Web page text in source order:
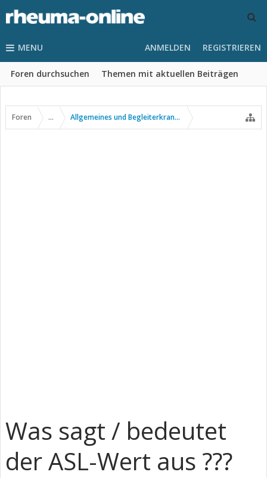
MENU
Foren durchsuchen Themen mit aktuellen Beiträgen
ANMELDEN REGISTRIEREN
Foren ... Allgemeines und Begleiterkrankungen
Was sagt / bedeutet
der ASL-Wert aus ???